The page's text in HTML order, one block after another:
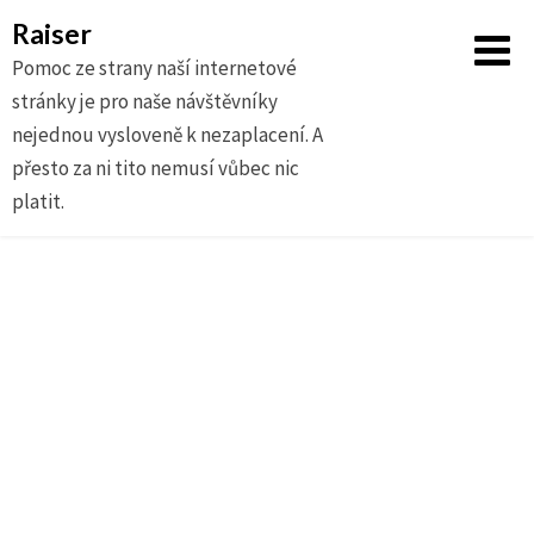
Raiser
Pomoc ze strany naší internetové
stránky je pro naše návštěvníky
nejednou vysloveně k nezaplacení. A
přesto za ni tito nemusí vůbec nic
platit.